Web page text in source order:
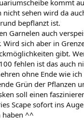
kommt
nicht sehen wird da
bepflanzt ist.
Garnelen auch
Wird sich aber in
gibt.
fehlen ist das auch
ohne Ende wie ich
Grün der Pflanzen
soll einen
Scape sofort ins
haben ^^